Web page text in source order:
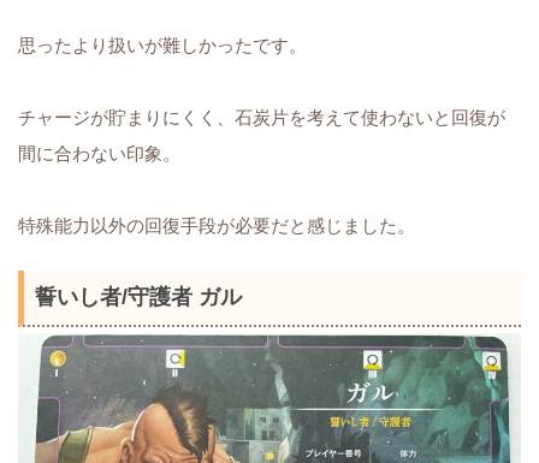
思ったより扱いが難しかったです。
チャージが貯まりにくく、石炭片を考えて使わないと回復が
間に合わない印象。
特殊能力以外の回復手段が必要だと感じました。
誓いし者/守護者 ガル